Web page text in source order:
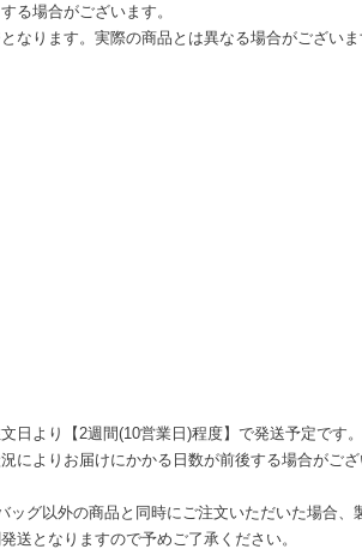
る場合がございます。
なります。実際の商品とは異なる場合がございま
日より【2週間(10営業日)程度】で発送予定です。
によりお届けにかかる日数が前後する場合がござ
ッグ以外の商品と同時にご注文いただいた場合、
送となりますので予めご了承ください。